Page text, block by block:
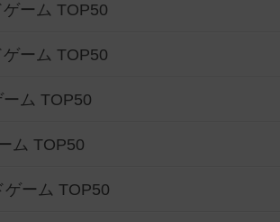
ーム TOP50
ーム TOP50
ム TOP50
ム TOP50
ゲーム TOP50